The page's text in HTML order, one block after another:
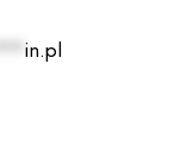
in.pl